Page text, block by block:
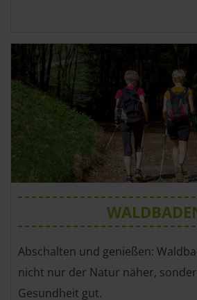
Abschalten und genießen:
nicht nur der Natur näher,
Gesundheit gut.